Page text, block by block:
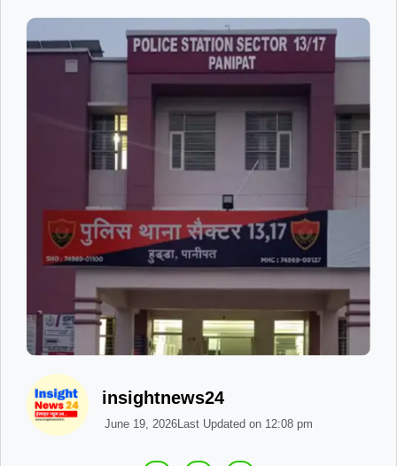
insightnews24
June 19, 2026Last Updated on 12:08 pm